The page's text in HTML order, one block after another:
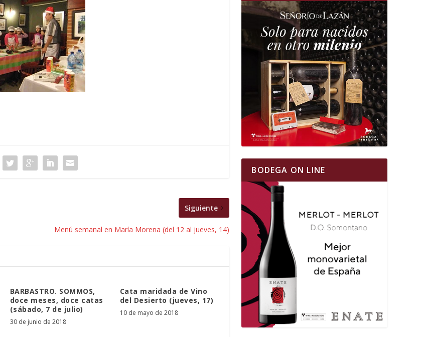
Siguiente
Menú semanal en María Morena (del 12 al jueves, 14)
BARBASTRO. SOMMOS,
doce meses, doce catas
(sábado, 7 de julio)
30 de junio de 2018
Cata maridada de Vino
del Desierto (jueves, 17)
10 de mayo de 2018
BODEGA ON LINE